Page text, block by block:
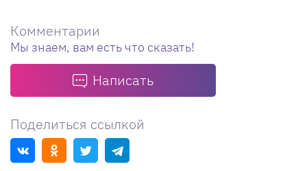
Комментарии
Мы знаем, вам есть что сказать!
Написать
Поделиться ссылкой